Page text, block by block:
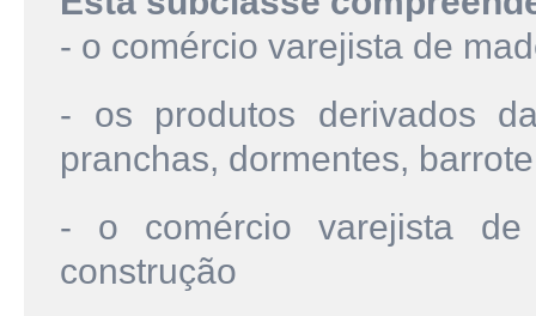
- o comércio varejista de
- os produtos derivados
pranchas, dormentes,
- o comércio varejista de
construção